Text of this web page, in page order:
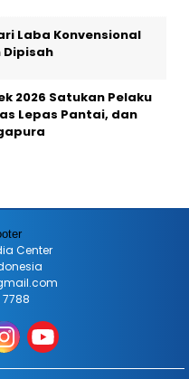
Laba Konvensional
Dipisah
2026 Satukan Pelaku
Lepas Pantai, dan
Center